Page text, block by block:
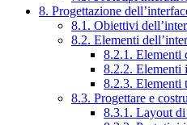
8. Progettazione
8.1. Obiettivi
8.2. Elementi
8.2.1. Elementi
8.2.2. Elementi
8.2.3. Elementi
8.3. Progettare e
8.3.1. Layout di